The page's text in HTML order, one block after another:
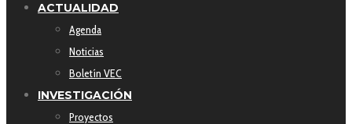
ACTUALIDAD
Agenda
Noticias
Boletín VEC
INVESTIGACIÓN
Proyectos